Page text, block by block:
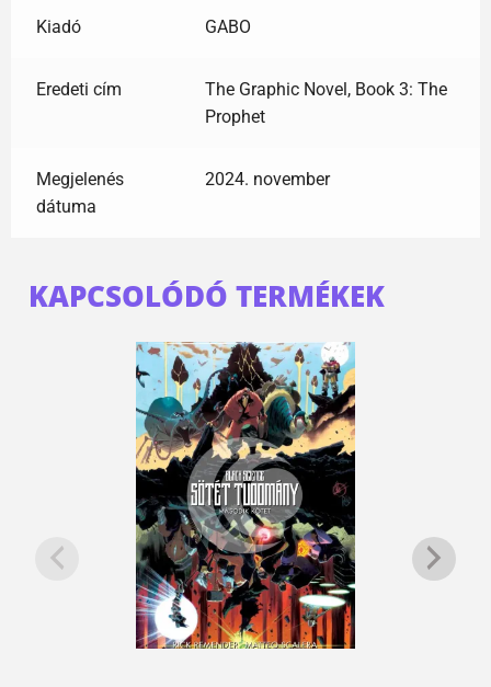
Kiadó GABO
Eredeti cím
The Graphic Novel, Book 3: The
Prophet
Megjelenés
dátuma
2024. november
KAPCSOLÓDÓ TERMÉKEK